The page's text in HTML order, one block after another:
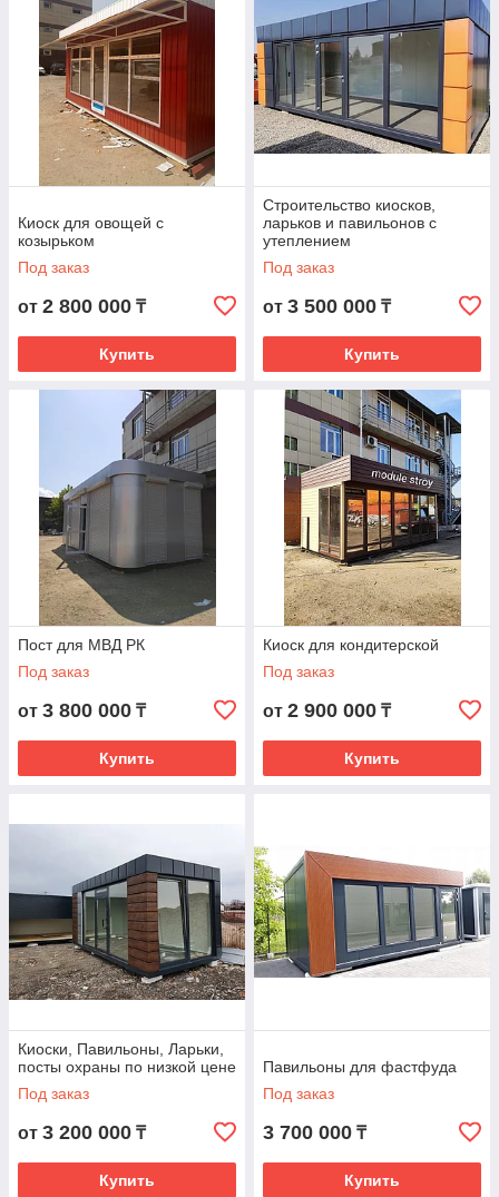
Киоск для овощей с
козырьком
Под заказ
от 2 800 000 ₸
Купить
Строительство киосков,
ларьков и павильонов с
утеплением
Под заказ
от 3 500 000 ₸
Купить
Пост для МВД РК
Под заказ
от 3 800 000 ₸
Купить
Киоск для кондитерской
Под заказ
от 2 900 000 ₸
Купить
Киоски, Павильоны, Ларьки,
посты охраны по низкой цене
Под заказ
от 3 200 000 ₸
Купить
Павильоны для фастфуда
Под заказ
3 700 000 ₸
Купить